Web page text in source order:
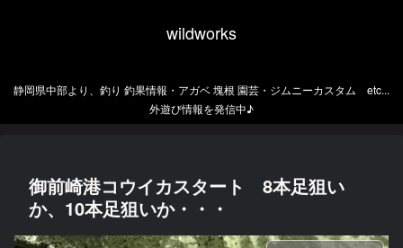
wildworks
静岡県中部より、釣り 釣果情報・アガベ 塊根 園芸・ジムニーカスタム etc...
外遊び情報を発信中♪
御前崎港コウイカスタート 8本足狙い
か、10本足狙いか・・・